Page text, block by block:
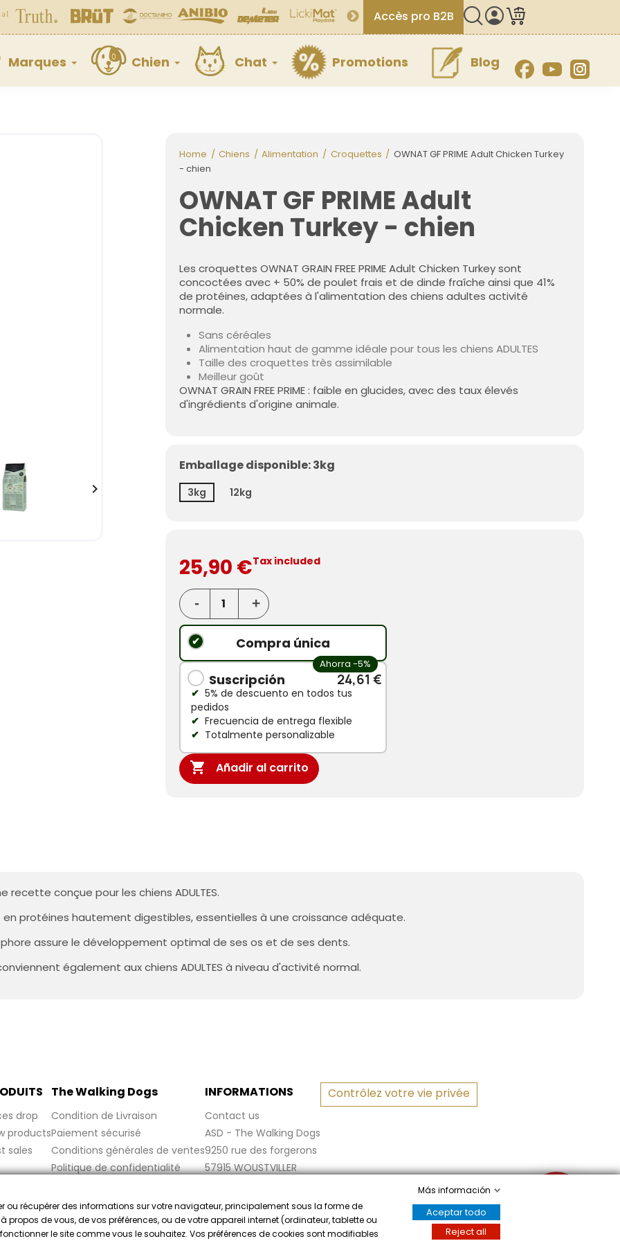
Accès pro B2B
Marques Chien Chat Promotions Blog Facebook
YouTube

Home Chiens Alimentation Croquettes
OWNAT GF PRIME Adult Chicken Turkey
- chien
OWNAT GF PRIME Adult
Chicken Turkey - chien
Les croquettes OWNAT GRAIN FREE PRIME Adult Chicken Turkey sont
concoctées avec + 50% de poulet frais et de dinde fraîche ainsi que 41%
de protéines, adaptées à l'alimentation des chiens adultes activité
normale.
Sans céréales
Alimentation haut de gamme idéale pour tous les chiens ADULTES
Taille des croquettes très assimilable
Meilleur goût
OWNAT GRAIN FREE PRIME : faible en glucides, avec des taux élevés
d'ingrédients d'origine animale.
Emballage disponible: 3kg
3kg 12kg
25,90 €Tax included
Compra única
Ahorra -5%
Suscripción 24,61 €
5% de descuento en todos tus
pedidos
Frecuencia de entrega flexible
Totalmente personalizable
 Añadir al carrito
recette conçue pour les chiens ADULTES.
protéines hautement digestibles, essentielles à une croissance adéquate.
assure le développement optimal de ses os et de ses dents.
également aux chiens ADULTES à niveau d'activité normal.
drop
products
sales
The Walking Dogs
Condition de Livraison
Paiement sécurisé
Conditions générales de ventes
Politique de confidentialité
Mentions légales
FAQ
INFORMATIONS
Contact us
ASD - The Walking Dogs
9250 rue des forgerons
57915 WOUSTVILLER
Contrôlez votre vie privée
ou récupérer des informations sur votre navigateur, principalement sous la forme de
propos de vous, de vos préférences, ou de votre appareil internet (ordinateur, tablette ou
le site comme vous le souhaitez. Vos préférences de cookies sont modifiables
Más información
Aceptar todo
Reject all